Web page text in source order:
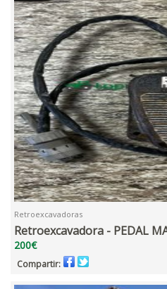
Retroexcavadoras
Retroexcavadora - PEDAL
200€
Compartir: